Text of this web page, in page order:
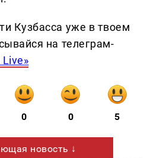
Кузбасса уже в твоем
на телеграм-
0 0 5
новость ↓